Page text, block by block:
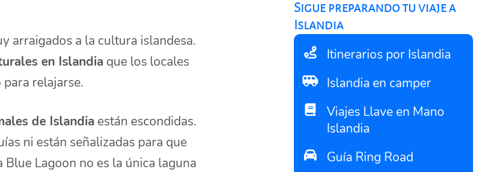
arraigados a la cultura islandesa.
en Islandia que los locales
para relajarse.
de Islandia están escondidas.
ni están señalizadas para que
Lagoon no es la única laguna
Sigue preparando tu viaje a
Islandia
Itinerarios por Islandia
Islandia en camper
Viajes Llave en Mano
Islandia
Guía Ring Road